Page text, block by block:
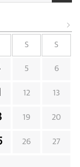
S S
5 6
12 13
19 20
26 27